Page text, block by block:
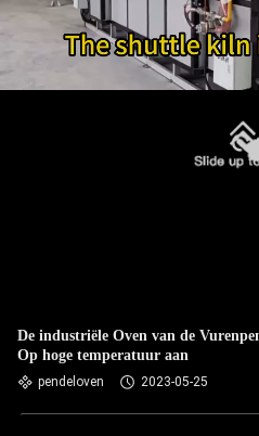
De industriële Oven van de
Op hoge temperatuur aan
pendeloven 2023-05-25